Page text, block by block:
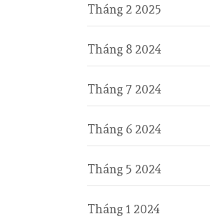
Tháng 2 2025
Tháng 8 2024
Tháng 7 2024
Tháng 6 2024
Tháng 5 2024
Tháng 1 2024